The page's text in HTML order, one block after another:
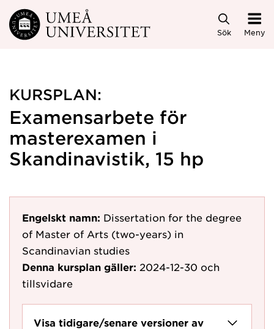
Hoppa direkt till innehållet
Sök Meny
KURSPLAN:
Examensarbete för
masterexamen i
Skandinavistik, 15 hp
Engelskt namn: Dissertation for the degree
of Master of Arts (two-years) in
Scandinavian studies
Denna kursplan gäller: 2024-12-30 och
tillsvidare
Visa tidigare/senare versioner av